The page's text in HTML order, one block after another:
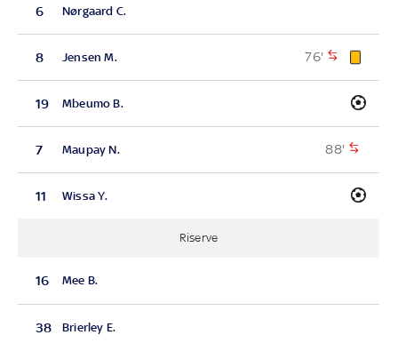
6 Nørgaard C.
8 Jensen M. 76'
19 Mbeumo B.
7 Maupay N. 88'
11 Wissa Y.
Riserve
16 Mee B.
38 Brierley E.